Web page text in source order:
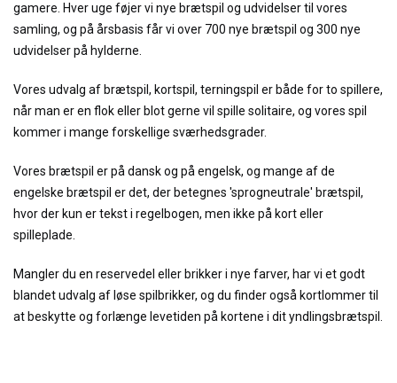
gamere. Hver uge føjer vi nye brætspil og udvidelser til vores
samling, og på årsbasis får vi over 700 nye brætspil og 300 nye
udvidelser på hylderne.
Vores udvalg af brætspil, kortspil, terningspil er både for to spillere,
når man er en flok eller blot gerne vil spille solitaire, og vores spil
kommer i mange forskellige sværhedsgrader.
Vores brætspil er på dansk og på engelsk, og mange af de
engelske brætspil er det, der betegnes 'sprogneutrale' brætspil,
hvor der kun er tekst i regelbogen, men ikke på kort eller
spilleplade.
Mangler du en reservedel eller brikker i nye farver, har vi et godt
blandet udvalg af løse spilbrikker, og du finder også kortlommer til
at beskytte og forlænge levetiden på kortene i dit yndlingsbrætspil.